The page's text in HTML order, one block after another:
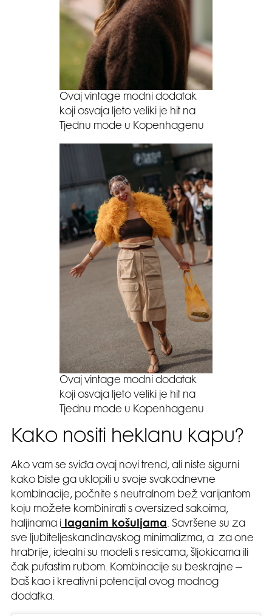
Ovaj vintage modni dodatak
koji osvaja ljeto veliki je hit na
Tjednu mode u Kopenhagenu
Ovaj vintage modni dodatak
koji osvaja ljeto veliki je hit na
Tjednu mode u Kopenhagenu
Kako nositi heklanu kapu?
Ako vam se sviđa ovaj novi trend, ali niste sigurni
kako biste ga uklopili u svoje svakodnevne
kombinacije, počnite s neutralnom bež varijantom
koju možete kombinirati s oversized sakoima,
haljinama i
laganim košuljama. Savršene su za
sve ljubiteljeskandinavskog minimalizma, a za one
hrabrije, idealni su modeli s resicama, šljokicama ili
čak pufastim rubom. Kombinacije su beskrajne –
baš kao i kreativni potencijal ovog modnog
dodatka.